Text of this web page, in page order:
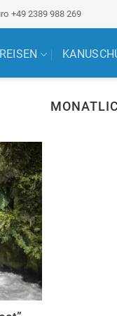
+49 2389 988 269